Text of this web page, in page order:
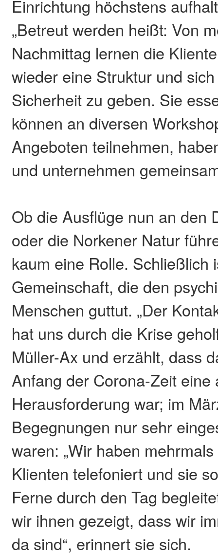
Einrichtung höchstens
„Betreut werden heißt: Von
Nachmittag lernen die
wieder eine Struktur und
Sicherheit zu geben. Sie
können an diversen
Angeboten teilnehmen,
und unternehmen
Ob die Ausflüge nun an den
oder die Norkener Natur
kaum eine Rolle. Schließlich
Gemeinschaft, die den
Menschen guttut. „Der
hat uns durch die Krise
Müller-Ax und erzählt, dass
Anfang der Corona-Zeit eine
Herausforderung war; im
Begegnungen nur sehr
waren: „Wir haben
Klienten telefoniert und sie
Ferne durch den Tag
wir ihnen gezeigt, dass wir
da sind“, erinnert sie sich.